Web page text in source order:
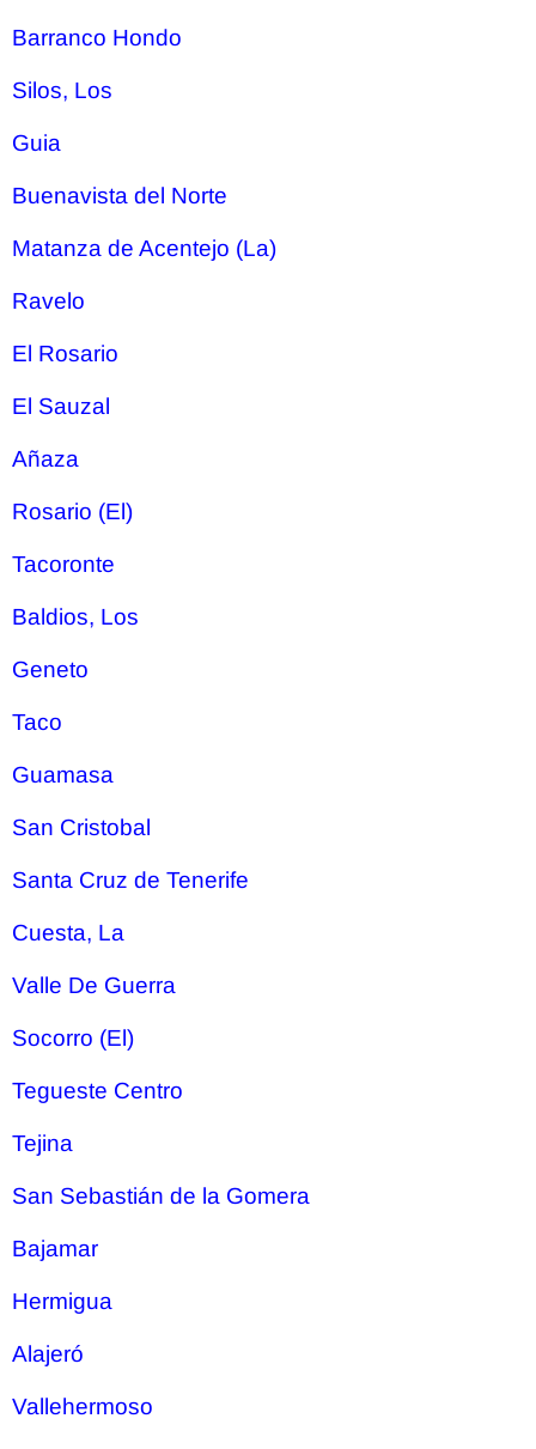
Barranco Hondo
Silos, Los
Guia
Buenavista del Norte
Matanza de Acentejo (La)
Ravelo
El Rosario
El Sauzal
Añaza
Rosario (El)
Tacoronte
Baldios, Los
Geneto
Taco
Guamasa
San Cristobal
Santa Cruz de Tenerife
Cuesta, La
Valle De Guerra
Socorro (El)
Tegueste Centro
Tejina
San Sebastián de la Gomera
Bajamar
Hermigua
Alajeró
Vallehermoso